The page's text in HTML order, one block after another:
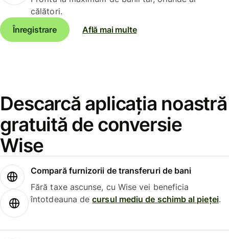
călători.
Înregistrare
Află mai multe
Descarcă aplicația noastră
gratuită de conversie
Wise
Compară furnizorii de transferuri de bani
Fără taxe ascunse, cu Wise vei beneficia
întotdeauna decursul mediu de schimb al pieței.